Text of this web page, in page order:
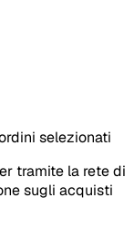
selezionati
tramite la rete di
sugli acquisti